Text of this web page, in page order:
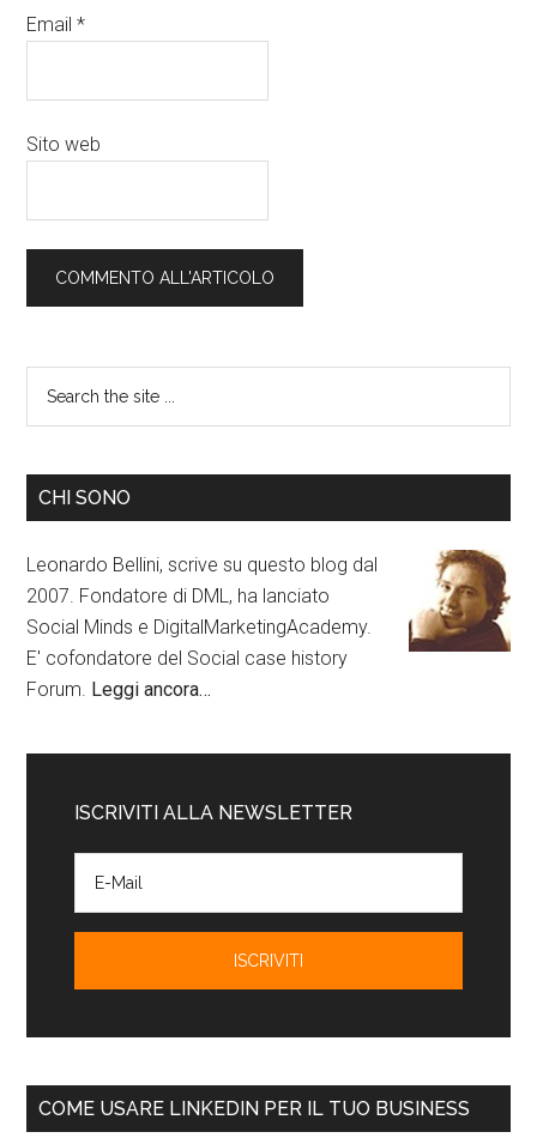
Email*
Sito web
CHI SONO
Leonardo Bellini, scrive su questo blog dal
2007. Fondatore di DML, ha lanciato
Social Minds e DigitalMarketingAcademy.
E' cofondatore del Social case history
Forum. Leggi ancora…
ISCRIVITI ALLA NEWSLETTER
COME USARE LINKEDIN PER IL TUO BUSINESS